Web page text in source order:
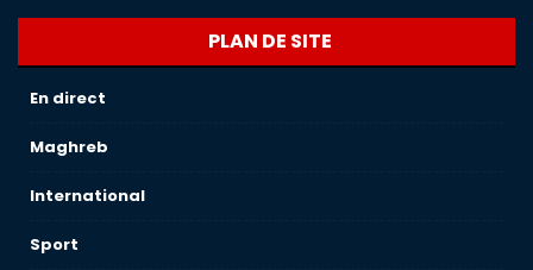
PLAN DE SITE
En direct
Maghreb
International
Sport